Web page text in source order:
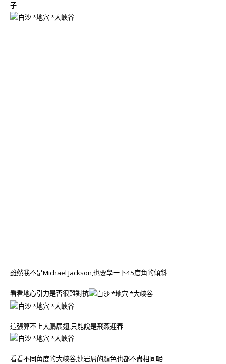
子
雖然我不是Michael Jackson,也要學一下45度角的傾斜
看看地心引力是否很難對抗
這張算不上大鵬展翅,只能說是飛燕迎春
看看不同角度的大峽谷,連岩層的顏色也都不盡相同呢!